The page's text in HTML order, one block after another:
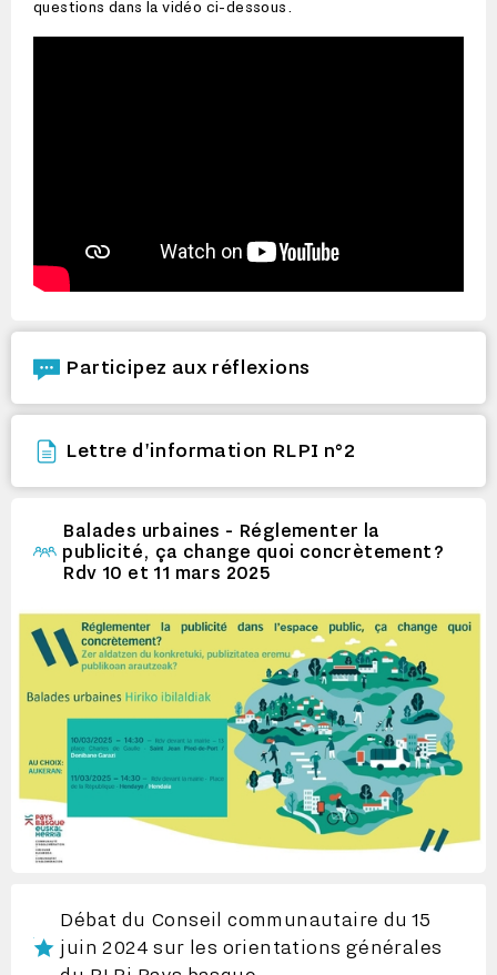
questions dans la vidéo ci-dessous.
Participez aux réflexions
Lettre d'information RLPI n°2
Balades urbaines - Réglementer la
publicité, ça change quoi concrètement?
Rdv 10 et 11 mars 2025
Débat du Conseil communautaire du 15
juin 2024 sur les orientations générales